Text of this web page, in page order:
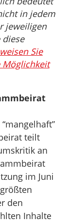
in jedem
jeweiligen
diese
Sie
Möglichkeit
teilt
an
im Juni
den
Inhalte